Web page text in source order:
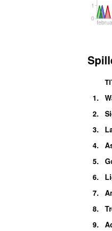
0
1
1.
2.
3.
4.
5.
6.
7.
8.
9.